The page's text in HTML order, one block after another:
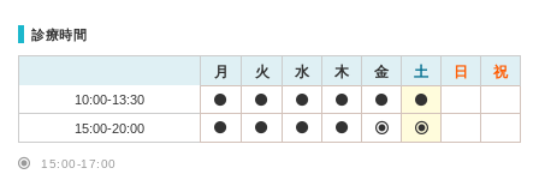
診療時間
月 火 水 木 金 土 日 祝
10:00-13:30
15:00-20:00
15:00-17:00